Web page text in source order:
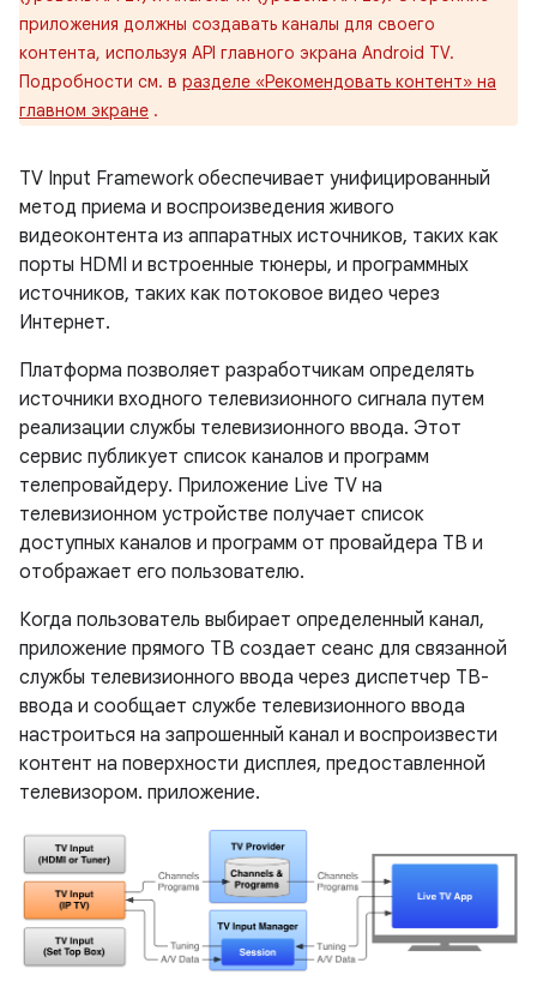
приложения должны создавать каналы для своего
контента, используя API главного экрана Android TV.
Подробности см. в разделе «Рекомендовать контент» на
главном экране .
TV Input Framework обеспечивает унифицированный
метод приема и воспроизведения живого
видеоконтента из аппаратных источников, таких как
порты HDMI и встроенные тюнеры, и программных
источников, таких как потоковое видео через
Интернет.
Платформа позволяет разработчикам определять
источники входного телевизионного сигнала путем
реализации службы телевизионного ввода. Этот
сервис публикует список каналов и программ
телепровайдеру. Приложение Live TV на
телевизионном устройстве получает список
доступных каналов и программ от провайдера ТВ и
отображает его пользователю.
Когда пользователь выбирает определенный канал,
приложение прямого ТВ создает сеанс для связанной
службы телевизионного ввода через диспетчер ТВ-
ввода и сообщает службе телевизионного ввода
настроиться на запрошенный канал и воспроизвести
контент на поверхности дисплея, предоставленной
телевизором. приложение.